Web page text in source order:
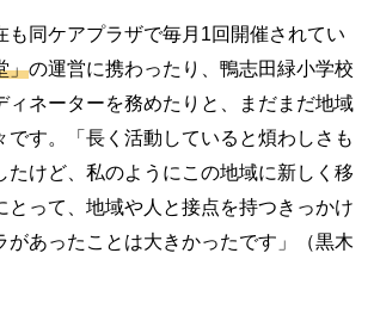
も同ケアプラザで毎月1回開催されてい
」の運営に携わったり、鴨志田緑小学校
ィネーターを務めたりと、まだまだ地域
です。「長く活動していると煩わしさも
たけど、私のようにこの地域に新しく移
とって、地域や人と接点を持つきっかけ
があったことは大きかったです」（黒木